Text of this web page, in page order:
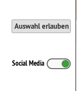
Auswahl erlauben
Social Media